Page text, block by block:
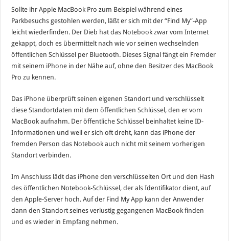
Sollte ihr Apple MacBook Pro zum Beispiel während eines
Parkbesuchs gestohlen werden, läßt er sich mit der “Find My”-App
leicht wiederfinden. Der Dieb hat das Notebook zwar vom Internet
gekappt, doch es übermittelt nach wie vor seinen wechselnden
öffentlichen Schlüssel per Bluetooth. Dieses Signal fängt ein Fremder
mit seinem iPhone in der Nähe auf, ohne den Besitzer des MacBook
Pro zu kennen.
Das iPhone überprüft seinen eigenen Standort und verschlüsselt
diese Standortdaten mit dem öffentlichen Schlüssel, den er vom
MacBook aufnahm. Der öffentliche Schlüssel beinhaltet keine ID-
Informationen und weil er sich oft dreht, kann das iPhone der
fremden Person das Notebook auch nicht mit seinem vorherigen
Standort verbinden.
Im Anschluss lädt das iPhone den verschlüsselten Ort und den Hash
des öffentlichen Notebook-Schlüssel, der als Identifikator dient, auf
den Apple-Server hoch. Auf der Find My App kann der Anwender
dann den Standort seines verlustig gegangenen MacBook finden
und es wieder in Empfang nehmen.